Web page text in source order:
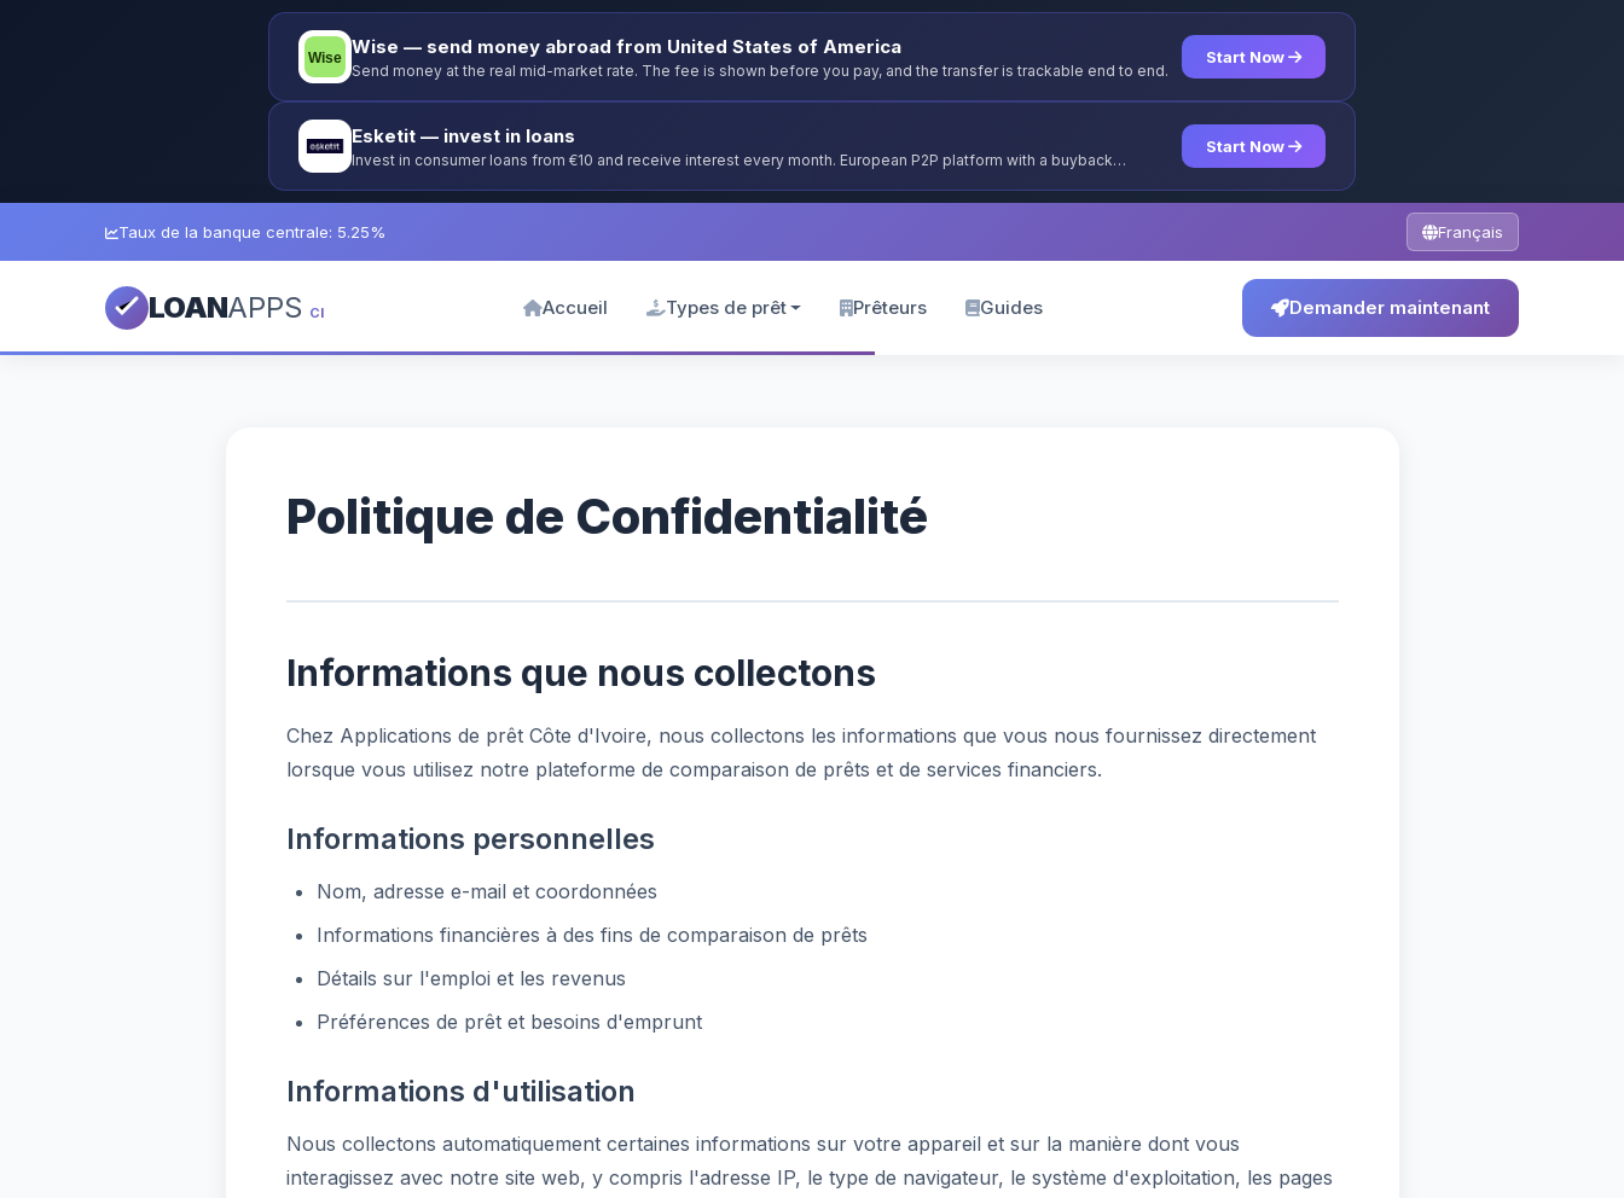
Wise — send money abroad from United States of America
Send money at the real mid-market rate. The fee is shown before you pay, and the transfer is trackable end to end.
Start Now
Esketit — invest in loans
Invest in consumer loans from €10 and receive interest every month. European P2P platform with a buyback
Start Now
Taux de la banque centrale: 5.25% Français
LOANAPPS CI Accueil Types de prêt Prêteurs Guides Demander maintenant
Politique de Confidentialité
Informations que nous collectons
Chez Applications de prêt Côte d'Ivoire, nous collectons les informations que vous nous fournissez directement
lorsque vous utilisez notre plateforme de comparaison de prêts et de services financiers.
Informations personnelles
Nom, adresse e-mail et coordonnées
Informations financières à des fins de comparaison de prêts
Détails sur l'emploi et les revenus
Préférences de prêt et besoins d'emprunt
Informations d'utilisation
Nous collectons automatiquement certaines informations sur votre appareil et sur la manière dont vous
interagissez avec notre site web, y compris l'adresse IP, le type de navigateur, le système d'exploitation, les pages